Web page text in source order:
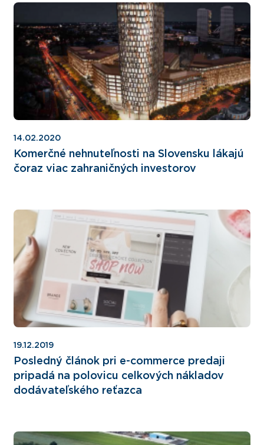
14.02.2020
Komerčné nehnuteľnosti na Slovensku lákajú
čoraz viac zahraničných investorov
19.12.2019
Posledný článok pri e-commerce predaji
pripadá na polovicu celkových nákladov
dodávateľského reťazca